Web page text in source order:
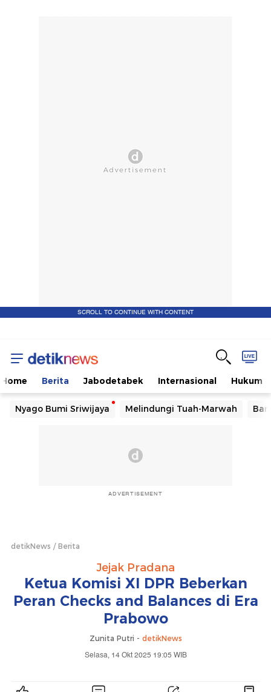
SCROLL TO CONTINUE WITH CONTENT
Home Berita Jabodetabek Internasional Hukum
Nyago Bumi Sriwijaya Melindungi Tuah-Marwah
ADVERTISEMENT
detikNews Berita
Jejak Pradana
Ketua Komisi XI DPR Beberkan
Peran Checks and Balances di Era
Prabowo
Zunita Putri - detikNews
Selasa, 14 Okt 2025 19:05 WIB